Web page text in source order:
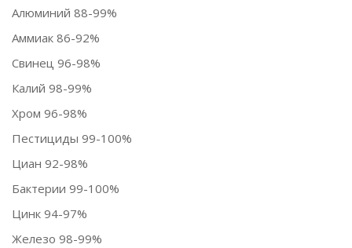
Алюминий 88-99%
Аммиак 86-92%
Свинец 96-98%
Калий 98-99%
Хром 96-98%
Пестициды 99-100%
Циан 92-98%
Бактерии 99-100%
Цинк 94-97%
Железо 98-99%